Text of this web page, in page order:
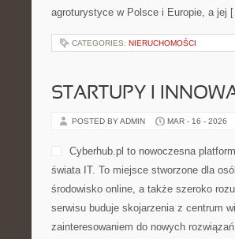
agroturystyce w Polsce i Europie, a jej
CATEGORIES: NIERUCHOMOŚCI
STARTUPY I
POSTED BY ADMIN MAR - 16 - 2026
Cyberhub.pl to nowoczesna
świata IT. To miejsce stworzone dla
środowisko online, a także szeroko
serwisu buduje skojarzenia z centrum
zainteresowaniem do nowych